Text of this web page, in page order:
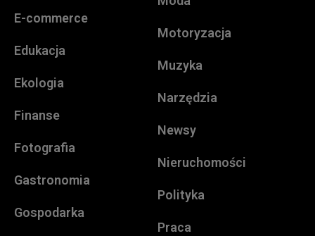
E-commerce
Edukacja
Ekologia
Finanse
Fotografia
Gastronomia
Gospodarka
Motoryzacja
Muzyka
Narzędzia
Newsy
Nieruchomości
Polityka
Praca